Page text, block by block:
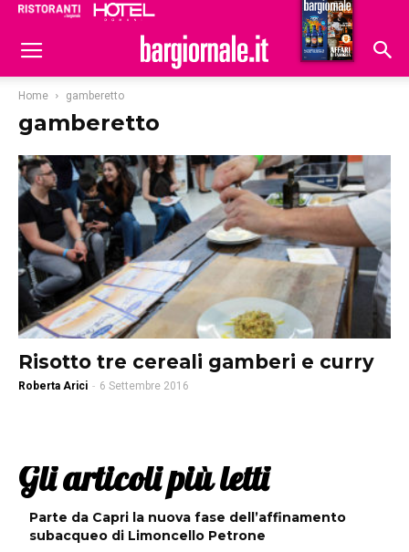
Hoteldomani
Home gamberetto
gamberetto
Risotto tre cereali gamberi e curry
Roberta Arici - 6 Settembre 2016
Gli articoli più letti
Parte da Capri la nuova fase dell’affinamento
subacqueo di Limoncello Petrone